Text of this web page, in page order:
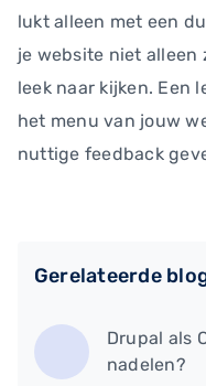
lukt alleen met een
je website niet alleen
leek naar kijken. Een
het menu van jouw
nuttige feedback
Gerelateerde
Drupal als
nadelen?